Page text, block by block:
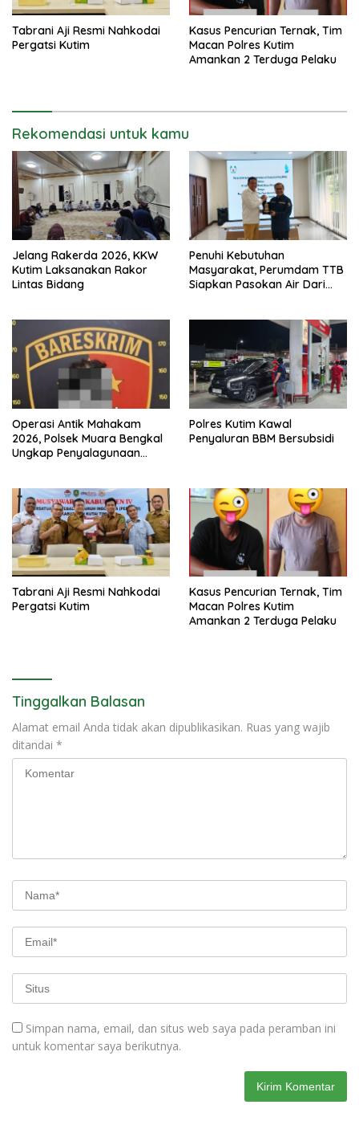
Tabrani Aji Resmi Nahkodai
Pergatsi Kutim
Kasus Pencurian Ternak, Tim
Macan Polres Kutim
Amankan 2 Terduga Pelaku
Rekomendasi untuk kamu
Jelang Rakerda 2026, KKW
Kutim Laksanakan Rakor
Lintas Bidang
Penuhi Kebutuhan
Masyarakat, Perumdam TTB
Siapkan Pasokan Air Dari
Operasi Antik Mahakam
2026, Polsek Muara Bengkal
Ungkap Penyalagunaan
Polres Kutim Kawal
Penyaluran BBM Bersubsidi
Tabrani Aji Resmi Nahkodai
Pergatsi Kutim
Kasus Pencurian Ternak, Tim
Macan Polres Kutim
Amankan 2 Terduga Pelaku
Tinggalkan Balasan
Alamat email Anda tidak akan dipublikasikan. Ruas yang wajib
ditandai *
Simpan nama, email, dan situs web saya pada peramban ini
untuk komentar saya berikutnya.